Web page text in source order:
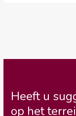
Heeft u
op het